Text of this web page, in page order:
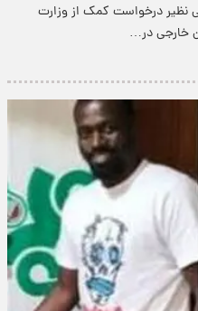
نظیر درخواست کمک از وزارت
خارجی در…